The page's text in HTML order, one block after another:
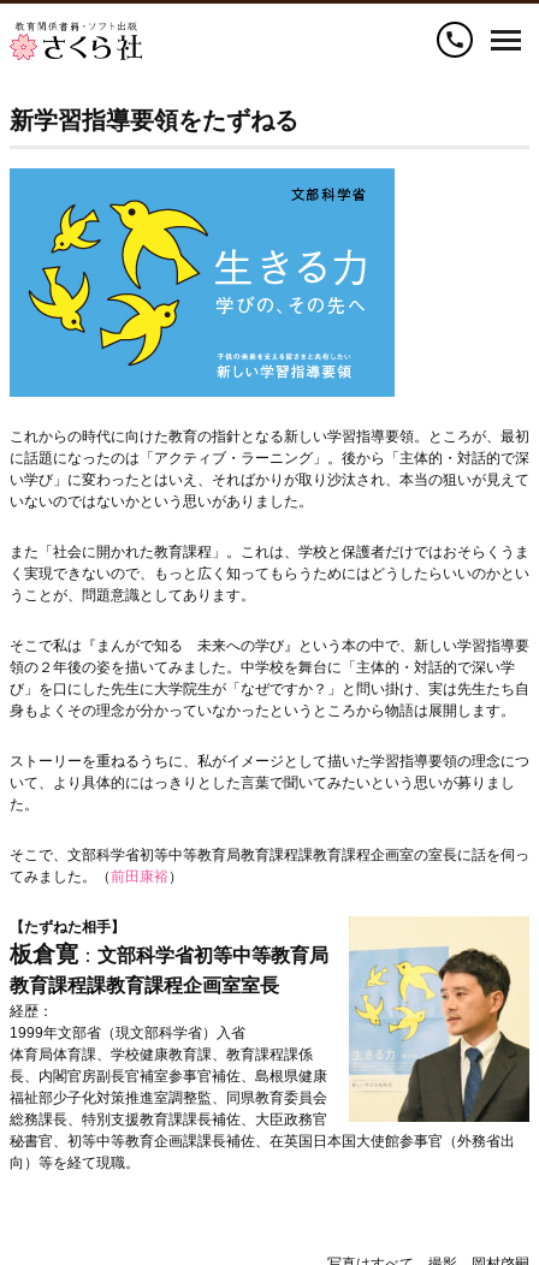
call
新学習指導要領をたずねる
これからの時代に向けた教育の指針となる新しい学習指導要領。ところが、最初
に話題になったのは「アクティブ・ラーニング」。後から「主体的・対話的で深
い学び」に変わったとはいえ、そればかりが取り沙汰され、本当の狙いが見えて
いないのではないかという思いがありました。
また「社会に開かれた教育課程」。これは、学校と保護者だけではおそらくうま
く実現できないので、もっと広く知ってもらうためにはどうしたらいいのかとい
うことが、問題意識としてあります。
そこで私は『まんがで知る 未来への学び』という本の中で、新しい学習指導要
領の２年後の姿を描いてみました。中学校を舞台に「主体的・対話的で深い学
び」を口にした先生に大学院生が「なぜですか？」と問い掛け、実は先生たち自
身もよくその理念が分かっていなかったというところから物語は展開します。
ストーリーを重ねるうちに、私がイメージとして描いた学習指導要領の理念につ
いて、より具体的にはっきりとした言葉で聞いてみたいという思いが募りまし
た。
そこで、文部科学省初等中等教育局教育課程課教育課程企画室の室長に話を伺っ
てみました。（前田康裕）
【たずねた相手】
板倉寛 ： 文部科学省初等中等教育局
教育課程課教育課程企画室室長
経歴：
1999年文部省（現文部科学省）入省
体育局体育課、学校健康教育課、教育課程課係
長、内閣官房副長官補室参事官補佐、島根県健康
福祉部少子化対策推進室調整監、同県教育委員会
総務課長、特別支援教育課課長補佐、大臣政務官
秘書官、初等中等教育企画課課長補佐、在英国日本国大使館参事官（外務省出
向）等を経て現職。